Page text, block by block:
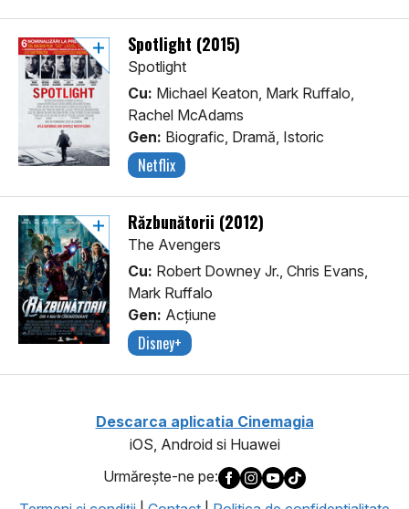
Spotlight (2015)
Spotlight
Cu: Michael Keaton, Mark Ruffalo,
Rachel McAdams
Gen: Biografic, Dramă, Istoric
Netflix
Răzbunătorii (2012)
The Avengers
Cu: Robert Downey Jr., Chris Evans,
Mark Ruffalo
Gen: Acţiune
Disney+
Descarca aplicatia Cinemagia
iOS, Android si Huawei
Urmăreşte-ne pe: